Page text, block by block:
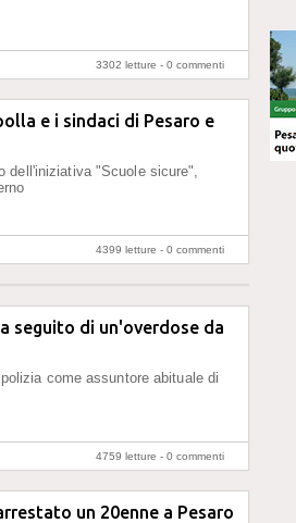
3302 letture - 0 commenti
e i sindaci di Pesaro e
dell'iniziativa "Scuole sicure",
4399 letture - 0 commenti
seguito di un'overdose da
come assuntore abituale di
4759 letture - 0 commenti
un 20enne a Pesaro